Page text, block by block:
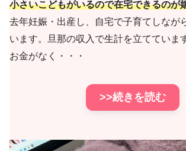
小さいこどもがいるので在宅できるのが
去年妊娠・出産し、自宅で子育てしなが
います。旦那の収入で生計を立てていま
お金がなく・・・
>>続きを読む